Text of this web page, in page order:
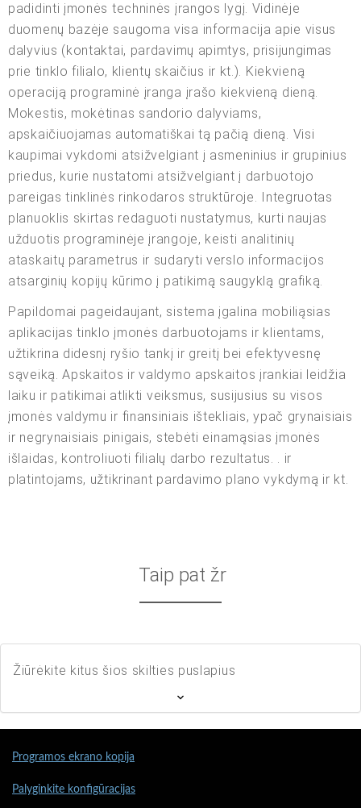
padidinti įmonės techninės įrangos lygį. Vidinėje
duomenų bazėje saugoma visa informacija apie visus
dalyvius (kontaktai, pardavimų apimtys, prisijungimas
prie tinklo filialo, klientų skaičius ir kt.). Kiekvieną
operaciją programinė įranga įrašo kiekvieną dieną.
Mokestis, mokėtinas sandorio dalyviams,
apskaičiuojamas automatiškai tą pačią dieną. Visi
kaupimai vykdomi atsižvelgiant į asmeninius ir grupinius
priedus, kurie nustatomi atsižvelgiant į darbuotojo
pareigas tinklinės rinkodaros struktūroje. Integruotas
planuoklis skirtas redaguoti nustatymus, kurti naujas
užduotis programinėje įrangoje, keisti analitinių
ataskaitų parametrus ir sudaryti verslo informacijos
atsarginių kopijų kūrimo į patikimą saugyklą grafiką.
Papildomai pageidaujant, sistema įgalina mobiliąsias
aplikacijas tinklo įmonės darbuotojams ir klientams,
užtikrina didesnį ryšio tankį ir greitį bei efektyvesnę
sąveiką. Apskaitos ir valdymo apskaitos įrankiai leidžia
laiku ir patikimai atlikti veiksmus, susijusius su visos
įmonės valdymu ir finansiniais ištekliais, ypač grynaisiais
ir negrynaisiais pinigais, stebėti einamąsias įmonės
išlaidas, kontroliuoti filialų darbo rezultatus. . ir
platintojams, užtikrinant pardavimo plano vykdymą ir kt.
Taip pat žr
Žiūrėkite kitus šios skilties puslapius
Programos ekrano kopija
Palyginkite konfigūracijas